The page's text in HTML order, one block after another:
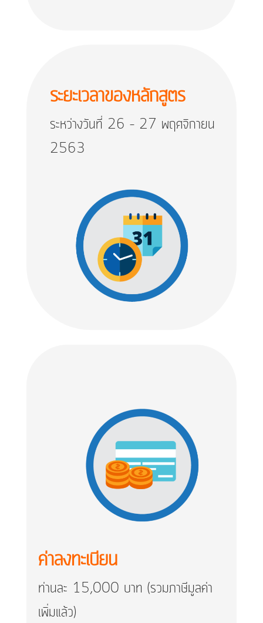
ระยะเวลาของหลักสูตร
ระหว่างวันที่ 26 – 27 พฤศจิกายน
2563
ค่าลงทะเบียน
ท่านละ 15,000 บาท (รวมภาษีมูลค่า
เพิ่มแล้ว)